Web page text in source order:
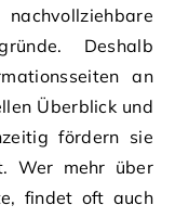
Deshalb
an
Überblick und
fördern sie
Wer mehr über
findet oft auch